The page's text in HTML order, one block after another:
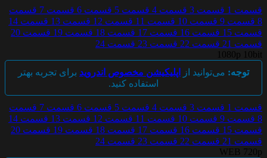
قسمت 1 قسمت 3 قسمت 4 قسمت 5 قسمت 6 قسمت 7
قسمت
8 قسمت 9 قسمت 10 قسمت 11 قسمت 12 قسمت 13
قسمت 14
قسمت 15
قسمت 16 قسمت 17 قسمت 18 قسمت 19
قسمت 20
قسمت 21
قسمت 22 قسمت 23
قسمت 24
1080p 10bit
توجه: می‌توانید از اپلیکیشن مخصوص اندروید برای تجربه بهتر
استفاده کنید.
قسمت 1 قسمت 3 قسمت 4 قسمت 5 قسمت 6 قسمت 7
قسمت
8 قسمت 9 قسمت 10 قسمت 11 قسمت 12 قسمت 13
قسمت 14
قسمت 15
قسمت 16 قسمت 17 قسمت 18 قسمت 19
قسمت 20
قسمت 21
قسمت 22 قسمت 23
قسمت 24
WEB 720p